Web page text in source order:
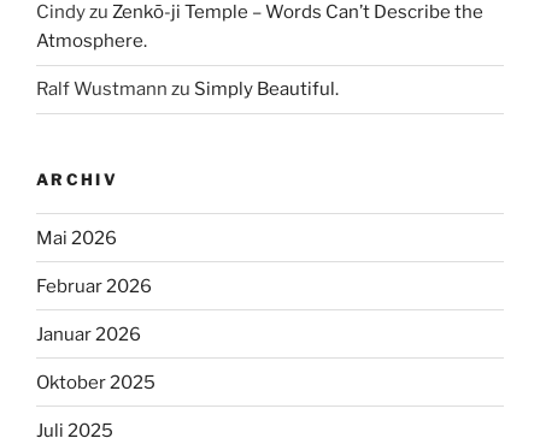
Cindyzu Zenkō-ji Temple – Words Can’t Describe the
Atmosphere.
Ralf Wustmann zu Simply Beautiful.
ARCHIV
Mai 2026
Februar 2026
Januar 2026
Oktober 2025
Juli 2025